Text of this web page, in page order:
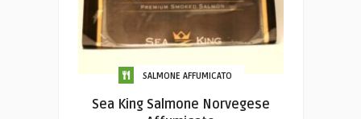
SALMONE AFFUMICATO
Sea King Salmone Norvegese